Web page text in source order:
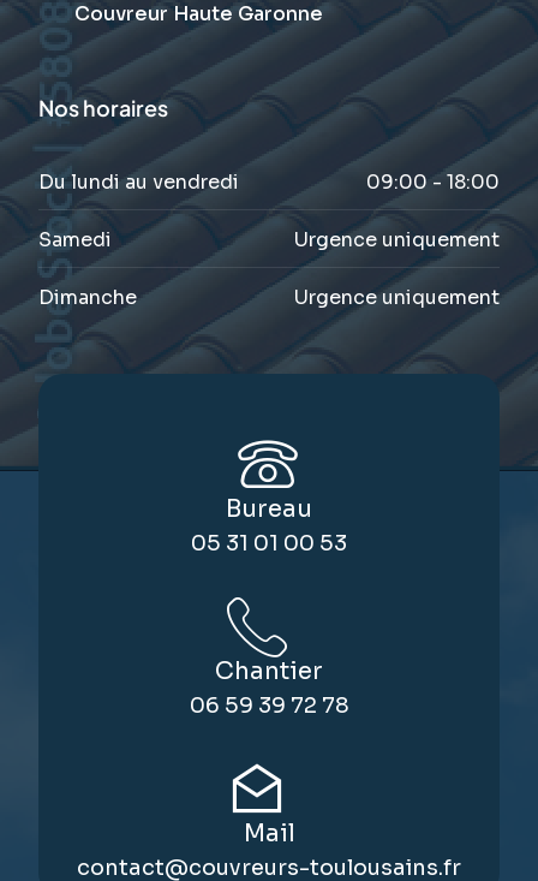
Couvreur Haute Garonne
Nos horaires
Du lundi au vendredi 09:00 - 18:00
Samedi Urgence uniquement
Dimanche Urgence uniquement
Bureau
05 31 01 00 53
Chantier
06 59 39 72 78
Mail
contact@couvreurs-toulousains.fr